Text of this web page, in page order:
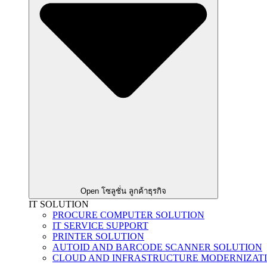
Open โซลูชั่น ลูกค้าธุรกิจ
IT SOLUTION
PROCURE COMPUTER SOLUTION
IT SERVICE SUPPORT
PRINTER SOLUTION
AUTOID AND BARCODE SCANNER SOLUTION
CLOUD AND INFRASTRUCTURE